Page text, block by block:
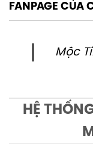
FANPAGE CỦA
Mộc
HỆ